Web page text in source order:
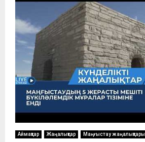
Аймақтар Жаңалықтар Маңғыстау жаңалықтары